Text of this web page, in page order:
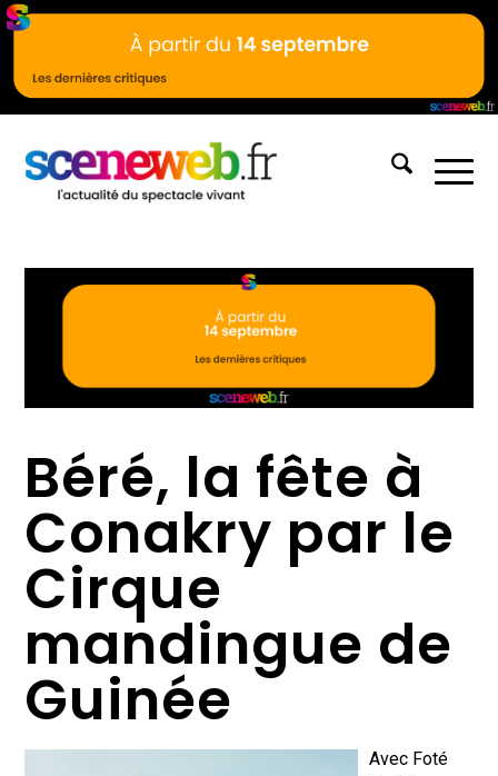
Béré, la fête à
Conakry par le
Cirque
mandingue de
Guinée
Avec Foté